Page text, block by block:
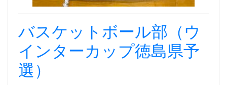
バスケットボール部（ウ
インターカップ徳島県予
選）